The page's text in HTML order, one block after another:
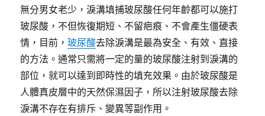
無分男女老少，淚溝填捕玻尿酸任何年齡都可以施打
玻尿酸，不但恢復期短、不留疤痕、不會產生僵硬表
情，目前，玻尿酸去除淚溝是最為安全、有效、直接
的方法。通常只需將一定的量的玻尿酸注射到淚溝的
部位，就可以達到即時性的填充效果。由於玻尿酸是
人體真皮層中的天然保濕因子，所以注射玻尿酸去除
淚溝不存在有排斥、變異等副作用。